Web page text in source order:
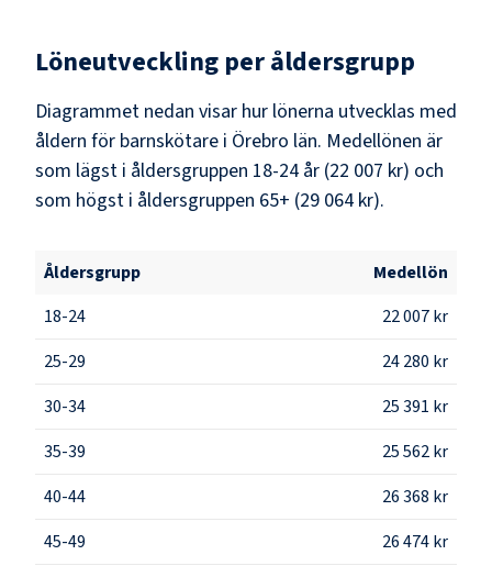
Löneutveckling per åldersgrupp
Diagrammet nedan visar hur lönerna utvecklas med
åldern för barnskötare i Örebro län. Medellönen är
som lägst i åldersgruppen 18-24 år (22 007 kr) och
som högst i åldersgruppen 65+ (29 064 kr).
Åldersgrupp
Medellön
18-24
22 007 kr
25-29
24 280 kr
30-34
25 391 kr
35-39
25 562 kr
40-44
26 368 kr
45-49
26 474 kr